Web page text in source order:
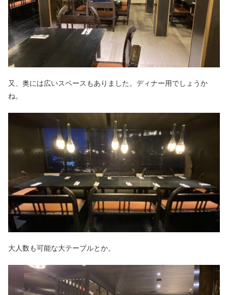
又、奥には広いスペースもありました。ディナー用でしょうか
ね。
大人数も可能な大テーブルとか。